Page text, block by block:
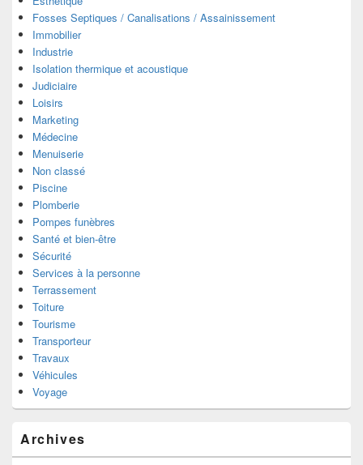
Fosses Septiques / Canalisations / Assainissement
Immobilier
Industrie
Isolation thermique et acoustique
Judiciaire
Loisirs
Marketing
Médecine
Menuiserie
Non classé
Piscine
Plomberie
Pompes funèbres
Santé et bien-être
Sécurité
Services à la personne
Terrassement
Toiture
Tourisme
Transporteur
Travaux
Véhicules
Voyage
Archives